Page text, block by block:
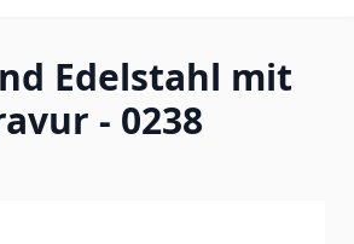
Edelstahl mit
- 0238